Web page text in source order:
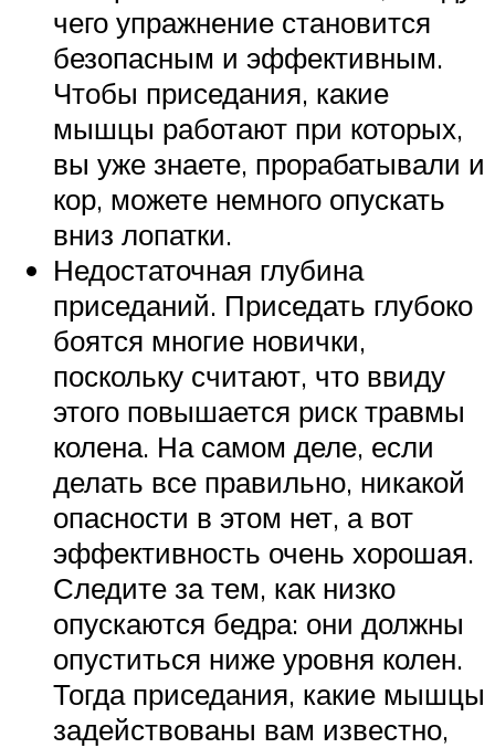
чего упражнение становится
безопасным и эффективным.
Чтобы приседания, какие
мышцы работают при которых,
вы уже знаете, прорабатывали и
кор, можете немного опускать
вниз лопатки.
Недостаточная глубина
приседаний. Приседать глубоко
боятся многие новички,
поскольку считают, что ввиду
этого повышается риск травмы
колена. На самом деле, если
делать все правильно, никакой
опасности в этом нет, а вот
эффективность очень хорошая.
Следите за тем, как низко
опускаются бедра: они должны
опуститься ниже уровня колен.
Тогда приседания, какие мышцы
задействованы вам известно,